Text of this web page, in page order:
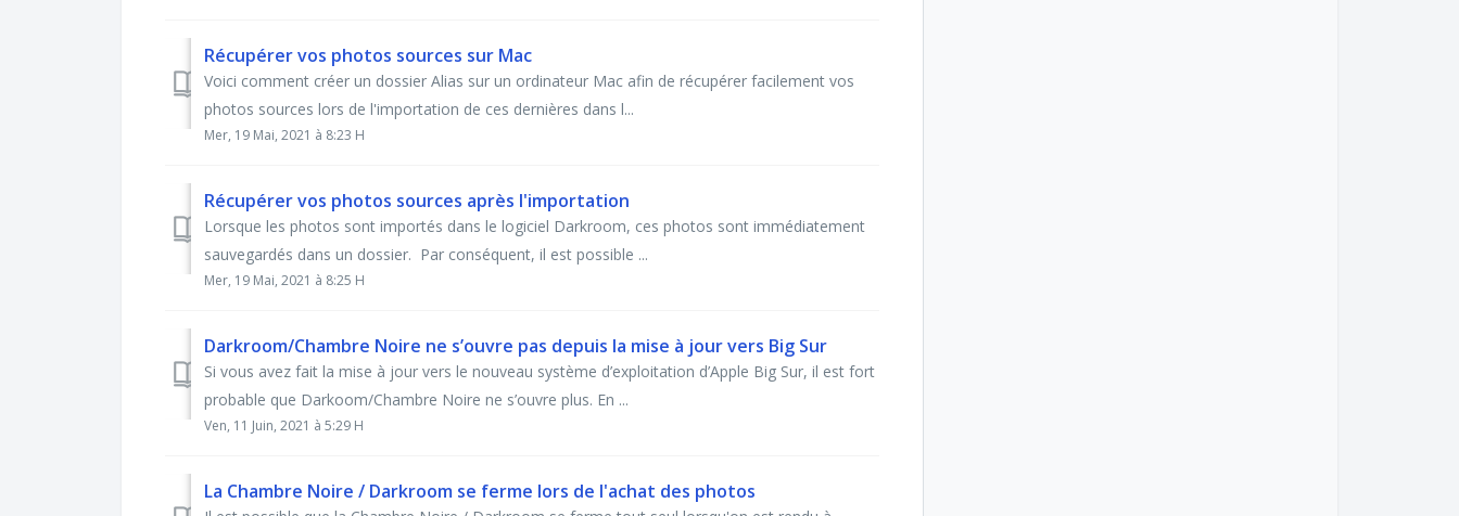
Récupérer vos photos sources sur Mac
Voici comment créer un dossier Alias sur un ordinateur Mac afin de récupérer facilement vos
photos sources lors de l'importation de ces dernières dans l...
Mer, 19 Mai, 2021 à 8:23 H
Récupérer vos photos sources après l'importation
Lorsque les photos sont importés dans le logiciel Darkroom, ces photos sont immédiatement
sauvegardés dans un dossier. Par conséquent, il est possible ...
Mer, 19 Mai, 2021 à 8:25 H
Darkroom/Chambre Noire ne s’ouvre pas depuis la mise à jour vers Big Sur
Si vous avez fait la mise à jour vers le nouveau système d’exploitation d’Apple Big Sur, il est fort
probable que Darkoom/Chambre Noire ne s’ouvre plus. En ...
Ven, 11 Juin, 2021 à 5:29 H
La Chambre Noire / Darkroom se ferme lors de l'achat des photos